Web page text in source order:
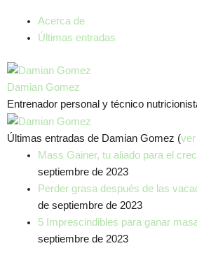
Acerca de
Últimas entradas
Damian Gomez
Entrenador personal y técnico
Últimas entradas de Damian Gomez (
Mass Gainer, tu aliado para el
septiembre de 2023
Perder grasa después de las
de septiembre de 2023
5 Imprescindibles para ganar
septiembre de 2023